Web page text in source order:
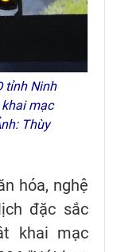
tỉnh Ninh
mạc
Thùy
hóa, nghệ
đặc sắc
khai mạc